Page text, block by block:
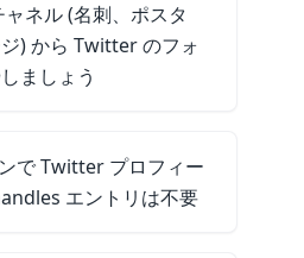
ネル (名刺、ポスタ
) から Twitter のフォ
ましょう
で Twitter プロフィー
エントリは不要